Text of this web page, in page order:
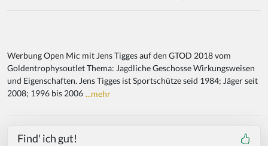
Werbung Open Mic mit Jens Tigges auf den GTOD 2018 vom
Goldentrophysoutlet Thema: Jagdliche Geschosse Wirkungsweisen
und Eigenschaften. Jens Tigges ist Sportschütze seid 1984; Jäger seit
2008; 1996 bis 2006 ...mehr
Find' ich gut!